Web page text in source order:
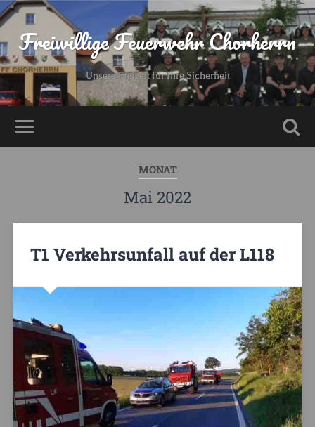
Freiwillige Feuerwehr Chorherrn
Unsere Freizeit für Ihre Sicherheit
MONAT
Mai 2022
T1 Verkehrsunfall auf der L118